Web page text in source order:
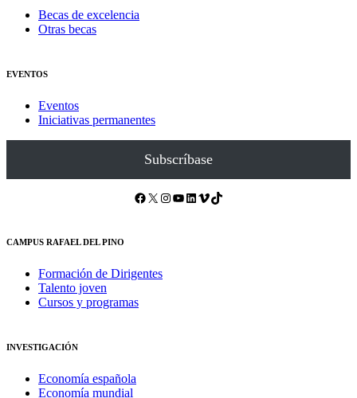
Becas de excelencia
Otras becas
EVENTOS
Eventos
Iniciativas permanentes
Subscríbase
Facebook X Instagram YouTube LinkedIn Vimeo TikTok
CAMPUS RAFAEL DEL PINO
Formación de Dirigentes
Talento joven
Cursos y programas
INVESTIGACIÓN
Economía española
Economía mundial